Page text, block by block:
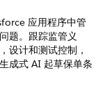
应用程序中管
题。跟踪监管义
设计和测试控制，
成式 AI 起草保单条